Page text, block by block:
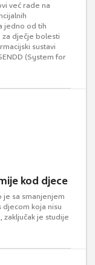
već rade na
jedno od tih
za dječje bolesti
sustavi
(System for
kod djece
sa smanjenjem
koja nisu
je studije